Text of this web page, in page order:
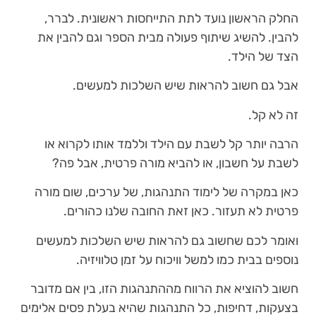
החלק הראשון נועד לתת התייחסות ראשונית. לברר,
להבין. להשיג שיתוף פעולה מבית הספר וגם להבין את
הצד של הילד.
אבל גם חשוב להראות שיש השלכות למעשים.
זה לא קל.
הרבה יותר קל לשבת עם הילד וללמד אותו לקרוא או
לשבת על חשבון, או להביא מורה פרטית, אבל פה?
כאן במקרה של לימוד התנהגות, של ערכים, שום מורה
פרטית לא תעזור. כאן זאת החובה שלנו כהורים.
ואומר לכם שחשוב גם להראות שיש השלכות למעשים
נוספים בבית כמו למשל וויכוח על זמן טלוויזיה.
חשוב להוציא את הרווח מההתנהגות הזו, בין אם מדובר
בצעקות, דחיפות, כל התנהגות שהיא בעלת פסים אלימים